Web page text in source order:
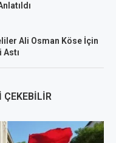
Ali Osman Köse İçin
Astı